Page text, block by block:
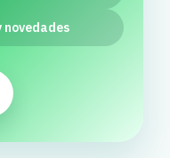
novedades